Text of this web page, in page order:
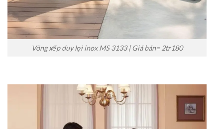
Võng xếp duy lợi inox MS 3133 | Giá bán= 2tr180